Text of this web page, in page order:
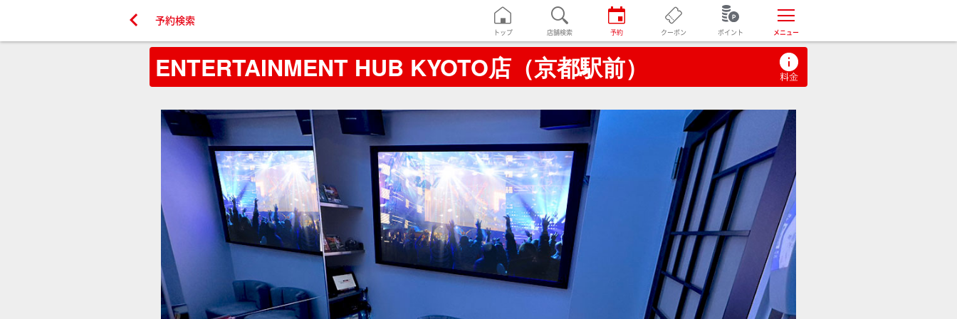
 予約検索
トップ 店舗検索 予約 クーポン ポイント メニュー
ENTERTAINMENT HUB KYOTO店（京都駅前）